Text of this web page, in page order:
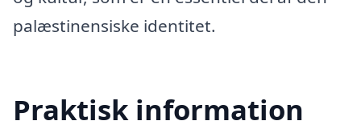
palæstinensiske identitet.
Praktisk information